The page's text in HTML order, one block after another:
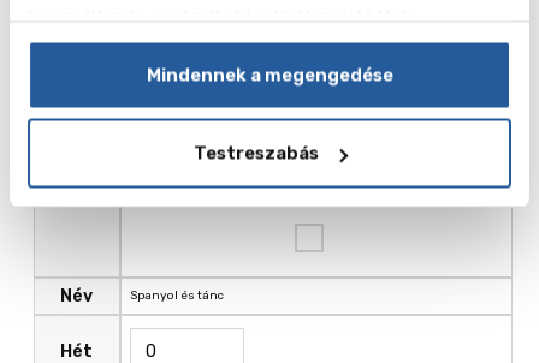
Mindennek a megengedése
Testreszabás
Ár ,
Név
Hét
Spanyol és tánc